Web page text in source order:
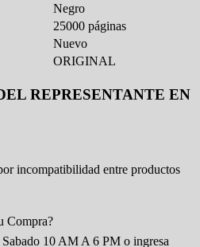
Negro
25000 páginas
Nuevo
ORIGINAL
REPRESENTANTE EN
incompatibilidad entre productos
Compra?
10 AM A 6 PM o ingresa